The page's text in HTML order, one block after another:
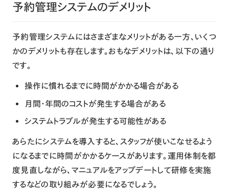
予約管理システムのデメリット
予約管理システムにはさまざまなメリットがある一方、いくつ
かのデメリットも存在します。おもなデメリットは、以下の通り
です。
操作に慣れるまでに時間がかかる場合がある
月間・年間のコストが発生する場合がある
システムトラブルが発生する可能性がある
あらたにシステムを導入すると、スタッフが使いこなせるよう
になるまでに時間がかかるケースがあります。運用体制を都
度見直しながら、マニュアルをアップデートして研修を実施
するなどの取り組みが必要になるでしょう。